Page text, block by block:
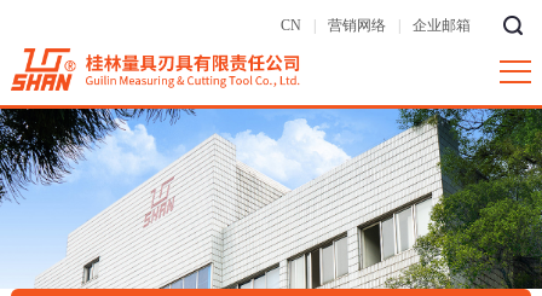
CN 营销网络 企业邮箱